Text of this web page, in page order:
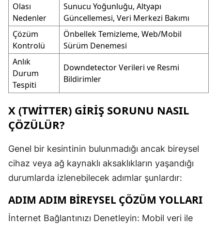
Olası
Nedenler
Sunucu Yoğunluğu, Altyapı
Güncellemesi, Veri Merkezi Bakımı
Çözüm
Kontrolü
Önbellek Temizleme, Web/Mobil
Sürüm Denemesi
Anlık
Durum
Tespiti
Downdetector Verileri ve Resmi
Bildirimler
X (TWITTER) GIRIŞ SORUNU NASIL
ÇÖZÜLÜR?
Genel bir kesintinin bulunmadığı ancak bireysel
cihaz veya ağ kaynaklı aksaklıkların yaşandığı
durumlarda izlenebilecek adımlar şunlardır:
ADIM ADIM BIREYSEL ÇÖZÜM YOLLARI
İnternet Bağlantınızı Denetleyin: Mobil veri ile